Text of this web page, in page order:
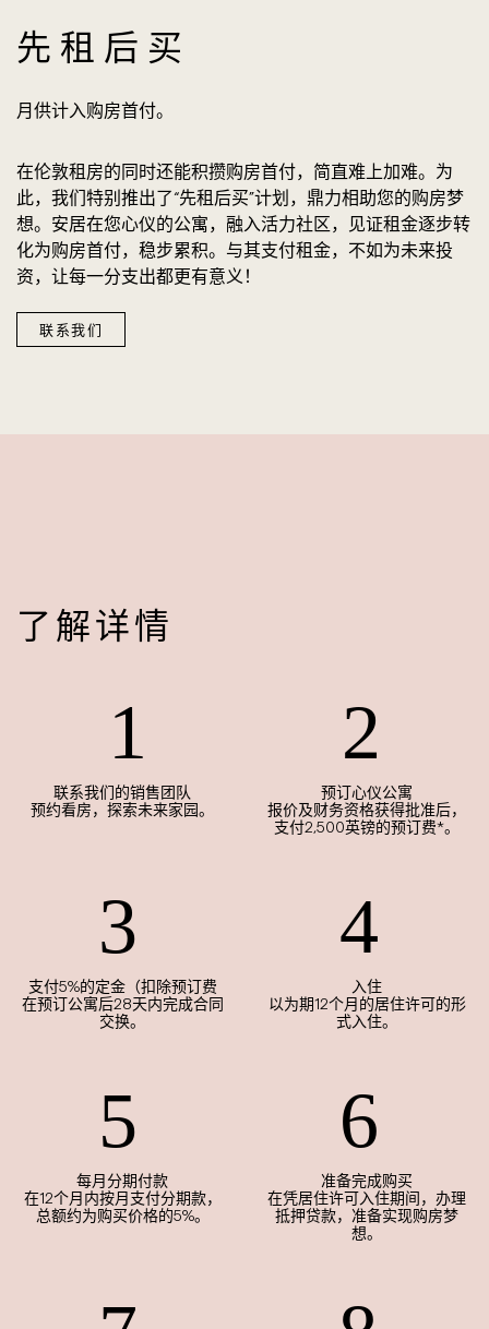
先租后买
月供计入购房首付。
在伦敦租房的同时还能积攒购房首付，简直难上加难。为
此，我们特别推出了“先租后买”计划，鼎力相助您的购房梦
想。安居在您心仪的公寓，融入活力社区，见证租金逐步转
化为购房首付，稳步累积。与其支付租金，不如为未来投
资，让每一分支出都更有意义！
联系我们
了解详情
联系我们的销售团队
预约看房，探索未来家园。
预订心仪公寓
报价及财务资格获得批准后，
支付2,500英镑的预订费*。
支付5%的定金（扣除预订费
在预订公寓后28天内完成合同
交换。
入住
以为期12个月的居住许可的形
式入住。
每月分期付款
在12个月内按月支付分期款，
总额约为购买价格的5%。
准备完成购买
在凭居住许可入住期间，办理
抵押贷款，准备实现购房梦
想。